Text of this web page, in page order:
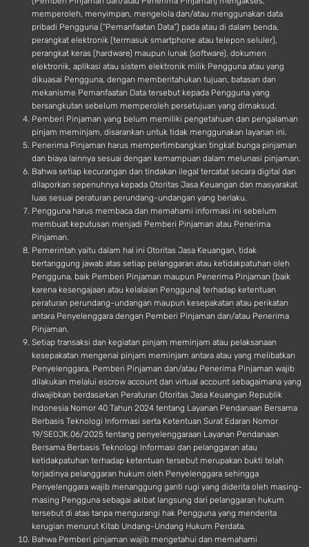
memperoleh, menyimpan, mengelola dan/atau menggunakan data
pribadi Pengguna (“Pemanfaatan Data”) pada atau di dalam benda,
perangkat elektronik (termasuk smartphone atau telepon seluler),
perangkat keras (hardware) maupun lunak (software), dokumen
elektronik, aplikasi atau sistem elektronik milik Pengguna atau yang
dikuasai Pengguna, dengan memberitahukan tujuan, batasan dan
mekanisme Pemanfaatan Data tersebut kepada Pengguna yang
bersangkutan sebelum memperoleh persetujuan yang dimaksud.
Pemberi Pinjaman yang belum memiliki pengetahuan dan pengalaman
pinjam meminjam, disarankan untuk tidak menggunakan layanan ini.
Penerima Pinjaman harus mempertimbangkan tingkat bunga pinjaman
dan biaya lainnya sesuai dengan kemampuan dalam melunasi pinjaman.
Bahwa setiap kecurangan dan tindakan ilegal tercatat secara digital dan
dilaporkan sepenuhnya kepada Otoritas Jasa Keuangan dan masyarakat
luas sesuai peraturan perundang-undangan yang berlaku.
Pengguna harus membaca dan memahami informasi ini sebelum
membuat keputusan menjadi Pemberi Pinjaman atau Penerima
Pinjaman.
Pemerintah yaitu dalam hal ini Otoritas Jasa Keuangan, tidak
bertanggung jawab atas setiap pelanggaran atau ketidakpatuhan oleh
Pengguna, baik Pemberi Pinjaman maupun Penerima Pinjaman (baik
karena kesengajaan atau kelalaian Pengguna) terhadap ketentuan
peraturan perundang-undangan maupun kesepakatan atau perikatan
antara Penyelenggara dengan Pemberi Pinjaman dan/atau Penerima
Pinjaman.
Setiap transaksi dan kegiatan pinjam meminjam atau pelaksanaan
kesepakatan mengenai pinjam meminjam antara atau yang melibatkan
Penyelenggara, Pemberi Pinjaman dan/atau Penerima Pinjaman wajib
dilakukan melalui escrow account dan virtual account sebagaimana yang
diwajibkan berdasarkan Peraturan Otoritas Jasa Keuangan Republik
Indonesia Nomor 40 Tahun 2024 tentang Layanan Pendanaan Bersama
Berbasis Teknologi Informasi serta Ketentuan Surat Edaran Nomor
19/SEOJK.06/2025 tentang penyelenggaraan Layanan Pendanaan
Bersama Berbasis Teknologi Informasi dan pelanggaran atau
ketidakpatuhan terhadap ketentuan tersebut merupakan bukti telah
terjadinya pelanggaran hukum oleh Penyelenggara sehingga
Penyelenggara wajib menanggung ganti rugi yang diderita oleh masing-
masing Pengguna sebagai akibat langsung dari pelanggaran hukum
tersebut di atas tanpa mengurangi hak Pengguna yang menderita
kerugian menurut Kitab Undang-Undang Hukum Perdata.
Bahwa Pemberi pinjaman wajib mengetahui dan memahami